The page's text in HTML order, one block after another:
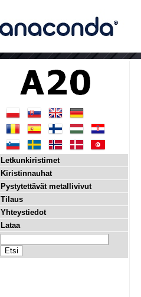
Letkunkiristimet
Kiristinnauhat
Pystytettävät metallivivut
Tilaus
Yhteystiedot
Lataa